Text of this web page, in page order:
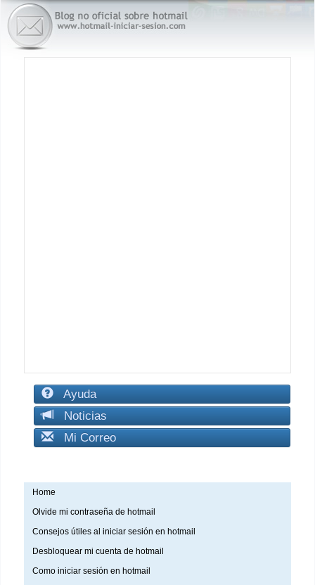
Ayuda
Noticias
Mi Correo
Home
Olvide mi contraseña de hotmail
Consejos útiles al iniciar sesión en hotmail
Desbloquear mi cuenta de hotmail
Como iniciar sesión en hotmail